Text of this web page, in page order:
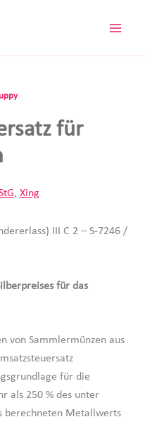
für
, Xing
III C 2 – S-7246 /
für das
von Sammlermünzen aus
für die
als 250 % des unter
berechneten Metallwerts